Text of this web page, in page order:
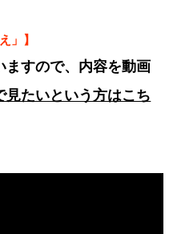
」】
ますので、内容を動画
見たいという方はこち